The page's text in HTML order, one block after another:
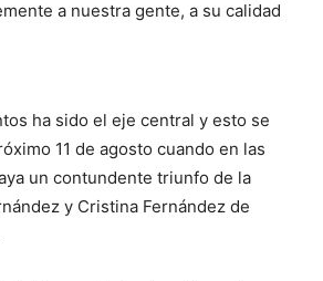
a nuestra gente, a su calidad
ha sido el eje central y esto se
11 de agosto cuando en las
un contundente triunfo de la
y Cristina Fernández de